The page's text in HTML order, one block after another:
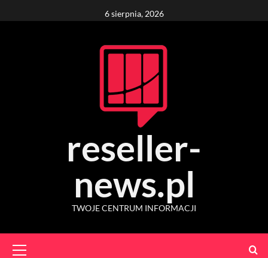
to
6 sierpnia, 2026
reseller-
news.pl
TWOJE CENTRUM INFORMACJI
Menu